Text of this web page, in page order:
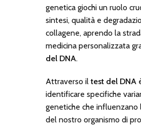
genetica giochi un ruolo
sintesi, qualità e
collagene, aprendo la
medicina personalizzata
del DNA.
Attraverso iltest del DNA
identificare specifiche
genetiche che influenzano
del nostro organismo di